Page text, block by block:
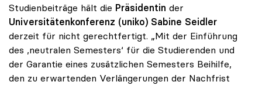
Studienbeiträge hält die Präsidentin der
Universitätenkonferenz (uniko) Sabine Seidler
derzeit für nicht gerechtfertigt. „Mit der Einführung
des ,neutralen Semesters‘ für die Studierenden und
der Garantie eines zusätzlichen Semesters Beihilfe,
den zu erwartenden Verlängerungen der Nachfrist